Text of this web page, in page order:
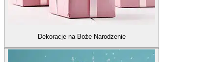
Dekoracje na Boże Narodzenie